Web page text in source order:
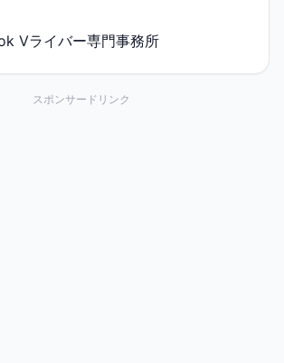
Vライバー専門事務所
スポンサードリンク